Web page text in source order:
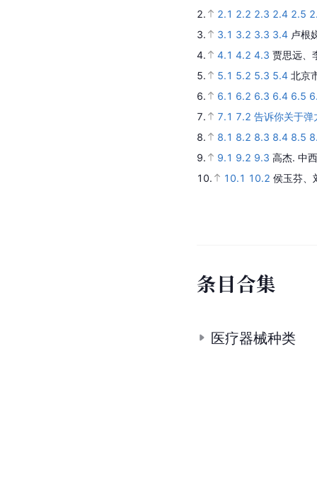
2.
2.1 2.2 2.3 2.4 2.5
3.
3.1 3.2 3.3 3.4 卢根
4.
4.1 4.2 4.3 贾思远、
5.
5.1 5.2 5.3 5.4 北京
6.
6.1 6.2 6.3 6.4 6.5
7.
7.1 7.2 告诉你关于弹
8.
8.1 8.2 8.3 8.4 8.5
9.
9.1 9.2 9.3 高杰. 中
10.
10.1 10.2 侯玉芬、
条目合集
医疗器械种类